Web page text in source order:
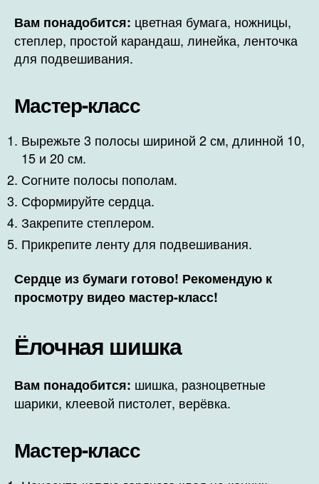
Вам понадобится: цветная бумага, ножницы,
степлер, простой карандаш, линейка, ленточка
для подвешивания.
Мастер-класс
Вырежьте 3 полосы шириной 2 см, длинной 10,
15 и 20 см.
Согните полосы пополам.
Сформируйте сердца.
Закрепите степлером.
Прикрепите ленту для подвешивания.
Сердце из бумаги готово! Рекомендую к
просмотру видео мастер-класс!
Ёлочная шишка
Вам понадобится: шишка, разноцветные
шарики, клеевой пистолет, верёвка.
Мастер-класс